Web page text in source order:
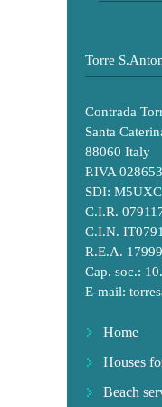
Torre
Contrada
Santa
88060 Italy
P.IVA
SDI:
C.I.R.
C.I.N.
R.E.A.
Cap. soc.:
E-mail:
Home
Houses
Beach